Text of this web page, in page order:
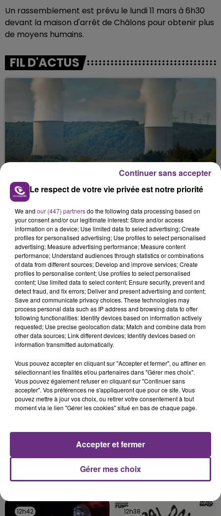
Un rassemblement est prévu le lundi 11 mars à 6h30
devant la maison d'arrêt de Châlons pour obtenir plus
de moyens humains.
FIL D'ACTUS
LA CENTRALE NUCLÉAIRE DE CHOOZ
TOUJOURS À L'ARRÊT
Cela fait déjà une semaine que la centrale
nucléaire ardennaise est à l'arrêt. Une situation
justifiée par la sécheresse intense qui est toujours
présente.
LE MAGASIN JOUÉCLUB DE REIMS FERME
SES PORTES
C'était l'une des institutions du centre-ville
rémois. Le magasin JouéClub est contraint de
fermer ses portes.
TITRES DIFFUSÉS
12h50
12h50
PHARRELL WILLIAMS
12h46
12h46
ADELE CASTILLON
12h42
12h42 12h38
12h38
Le respect de votre vie privée est notre priorité
We and our (447) partnersdo the following data processing based on
your consent and/or our legitimate interest: Store and/or access
information on a device; Use limited data to select advertising; Create
profiles for personalised advertising; Use profiles to select personalised
advertising; Measure advertising performance; Measure content
performance; Understand audiences through statistics or combinations
of data from different sources; Develop and improve services; Create
profiles to personalise content; Use profiles to select personalised
content; Use limited data to select content; Ensure security, prevent and
detect fraud, and fix errors; Deliver and present advertising and content;
Save and communicate privacy choices. These technologies may
process personal data such as IP address and browsing data to offer
following functionalities: Identify devices based on information actively
requested; Use precise geolocation data; Match and combine data from
other data sources; Link different devices; Identify devices based on
information transmitted automatically.
Vous pouvez accepter en cliquant sur "Accepter et fermer", ou affiner en
sélectionnant les finalités et/ou partenaires dans "Gérer mes choix".
Vous pouvez également refuser en cliquant sur "Continuer sans
accepter". Vos préférences ne s'appliqueront que pour ce site. Vous
pouvez mettre à jour vos choix, ou retirer votre consentement à tout
moment via le lien "Gérer les cookies" situé en bas de chaque page.
Gérer mes choix
Accepter et fermer
Continuer sans accepter